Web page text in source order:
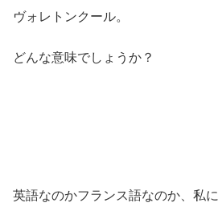
ヴォレトンクール。
どんな意味でしょうか？
英語なのかフランス語なのか、私